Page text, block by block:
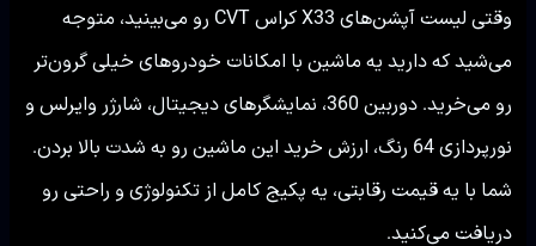
وقتی لیست آپشن‌های X33 کراس CVT رو می‌بینید، متوجه
می‌شید که دارید یه ماشین با امکانات خودروهای خیلی گرون‌تر
رو می‌خرید. دوربین 360، نمایشگرهای دیجیتال، شارژر وایرلس و
نورپردازی 64 رنگ، ارزش خرید این ماشین رو به شدت بالا بردن.
شما با یه قیمت رقابتی، یه پکیج کامل از تکنولوژی و راحتی رو
دریافت می‌کنید.